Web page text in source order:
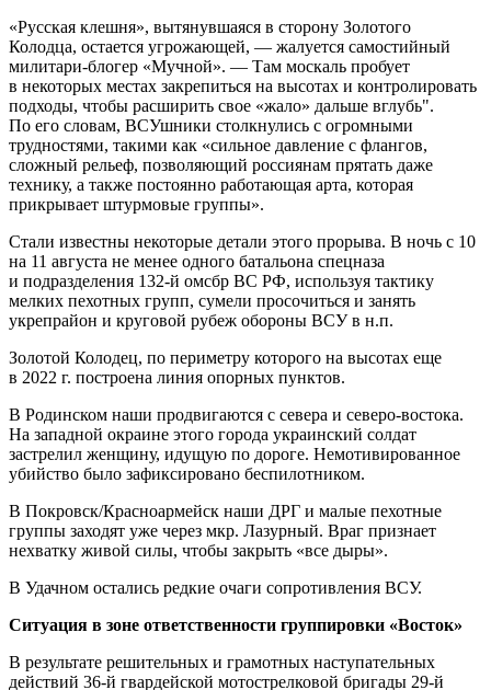
«Русская клешня», вытянувшаяся в сторону Золотого
Колодца, остается угрожающей, — жалуется самостийный
милитари-блогер «Мучной». — Там москаль пробует
в некоторых местах закрепиться на высотах и контролировать
подходы, чтобы расширить свое «жало» дальше вглубь".
По его словам, ВСУшники столкнулись с огромными
трудностями, такими как «сильное давление с флангов,
сложный рельеф, позволяющий россиянам прятать даже
технику, а также постоянно работающая арта, которая
прикрывает штурмовые группы».
Стали известны некоторые детали этого прорыва. В ночь с 10
на 11 августа не менее одного батальона спецназа
и подразделения 132-й омсбр ВС РФ, используя тактику
мелких пехотных групп, сумели просочиться и занять
укрепрайон и круговой рубеж обороны ВСУ в н.п.
Золотой Колодец, по периметру которого на высотах еще
в 2022 г. построена линия опорных пунктов.
В Родинском наши продвигаются с севера и северо-востока.
На западной окраине этого города украинский солдат
застрелил женщину, идущую по дороге. Немотивированное
убийство было зафиксировано беспилотником.
В Покровск/Красноармейск наши ДРГ и малые пехотные
группы заходят уже через мкр. Лазурный. Враг признает
нехватку живой силы, чтобы закрыть «все дыры».
В Удачном остались редкие очаги сопротивления ВСУ.
Ситуация в зоне ответственности группировки «Восток»
В результате решительных и грамотных наступательных
действий 36-й гвардейской мотострелковой бригады 29-й